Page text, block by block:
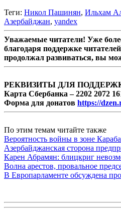
Теги: Никол Пашинян, Ильхам
Азербайджан, yandex
Уважаемые читатели! Уже
благодаря поддержке
продолжал развиваться, вы
РЕКВИЗИТЫ ДЛЯ
Карта Сбербанка – 2202 2072
Форма для донатов https://
По этим темам читайте также
Вероятность войны в зоне
Азербайджанская сторона
Карен Абрамян: блицкриг
Волна арестов, провальное
В Европарламенте обсуждена